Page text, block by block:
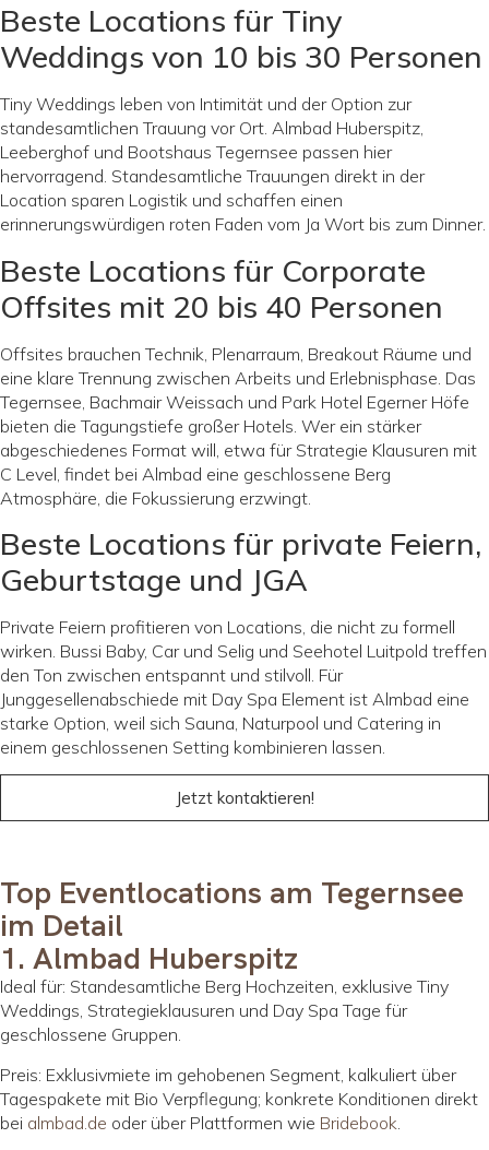
Beste Locations für Tiny
Weddings von 10 bis 30 Personen
Tiny Weddings leben von Intimität und der Option zur
standesamtlichen Trauung vor Ort. Almbad Huberspitz,
Leeberghof und Bootshaus Tegernsee passen hier
hervorragend. Standesamtliche Trauungen direkt in der
Location sparen Logistik und schaffen einen
erinnerungswürdigen roten Faden vom Ja Wort bis zum Dinner.
Beste Locations für Corporate
Offsites mit 20 bis 40 Personen
Offsites brauchen Technik, Plenarraum, Breakout Räume und
eine klare Trennung zwischen Arbeits und Erlebnisphase. Das
Tegernsee, Bachmair Weissach und Park Hotel Egerner Höfe
bieten die Tagungstiefe großer Hotels. Wer ein stärker
abgeschiedenes Format will, etwa für Strategie Klausuren mit
C Level, findet bei Almbad eine geschlossene Berg
Atmosphäre, die Fokussierung erzwingt.
Beste Locations für private Feiern,
Geburtstage und JGA
Private Feiern profitieren von Locations, die nicht zu formell
wirken. Bussi Baby, Car und Selig und Seehotel Luitpold treffen
den Ton zwischen entspannt und stilvoll. Für
Junggesellenabschiede mit Day Spa Element ist Almbad eine
starke Option, weil sich Sauna, Naturpool und Catering in
einem geschlossenen Setting kombinieren lassen.
Jetzt kontaktieren!
Top Eventlocations am Tegernsee
im Detail
1. Almbad Huberspitz
Ideal für: Standesamtliche Berg Hochzeiten, exklusive Tiny
Weddings, Strategieklausuren und Day Spa Tage für
geschlossene Gruppen.
Preis: Exklusivmiete im gehobenen Segment, kalkuliert über
Tagespakete mit Bio Verpflegung; konkrete Konditionen direkt
bei almbad.de oder über Plattformen wie Bridebook